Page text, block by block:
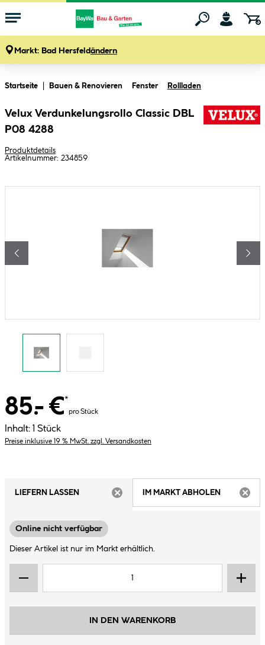
Markt: Bad Hersfeldändern
Startseite Bauen & Renovieren Fenster Rollladen
Velux Verdunkelungsrollo Classic DBL
P08 4288
Produktdetails
Artikelnummer: 234859
85.- €*
pro Stück
Inhalt: 1 Stück
Preise inklusive 19 % MwSt. zzgl. Versandkosten
LIEFERN LASSEN
IM MARKT ABHOLEN
Online nicht verfügbar
Dieser Artikel ist nur im Markt erhältlich.
IN DEN WARENKORB